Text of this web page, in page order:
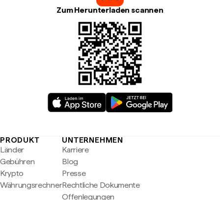
Zum Herunterladen scannen
PRODUKT
Länder
Gebühren
Krypto
Währungsrechner
UNTERNEHMEN
Karriere
Blog
Presse
Rechtliche Dokumente
Offenlegungen